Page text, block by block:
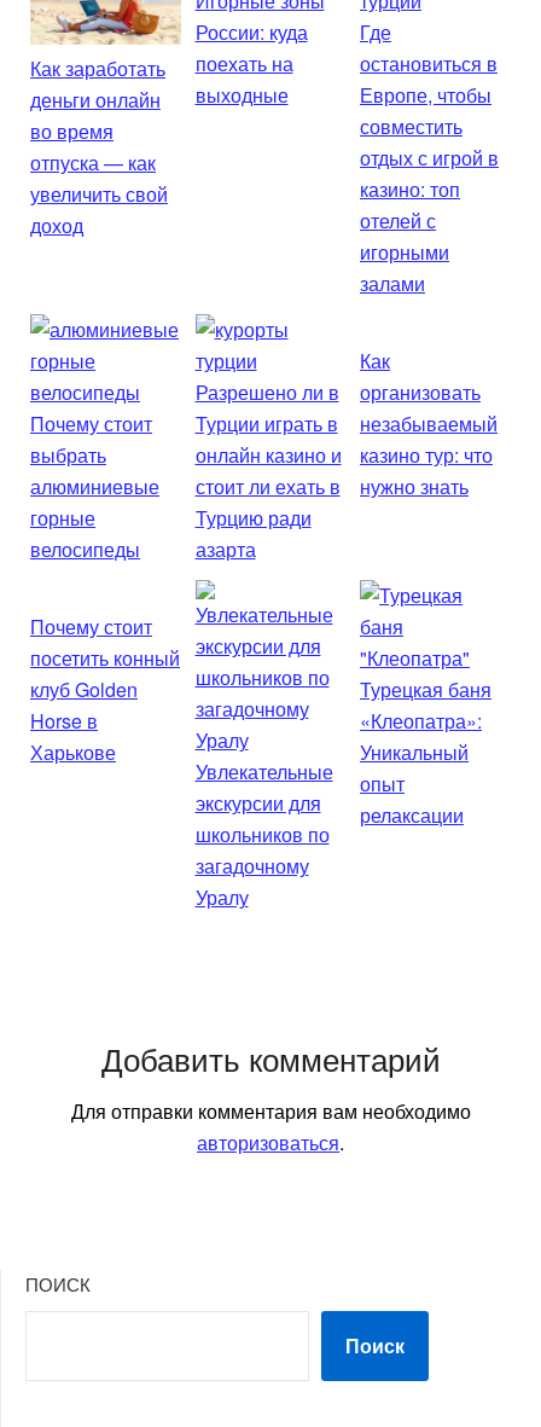
Как заработать
деньги онлайн
во время
отпуска — как
увеличить свой
доход
России: куда
поехать на
выходные
Где
остановиться в
Европе, чтобы
совместить
отдых с игрой в
казино: топ
отелей с
игорными
залами
Почему стоит
выбрать
алюминиевые
горные
велосипеды
Разрешено ли в
Турции играть в
онлайн казино и
стоит ли ехать в
Турцию ради
азарта
Как
организовать
незабываемый
казино тур: что
нужно знать
Почему стоит
посетить конный
клуб Golden
Horse в
Харькове
Увлекательные
экскурсии для
школьников по
загадочному
Уралу
Турецкая баня
«Клеопатра»:
Уникальный
опыт
релаксации
Добавить комментарий
Для отправки комментария вам необходимо
авторизоваться.
ПОИСК
Поиск